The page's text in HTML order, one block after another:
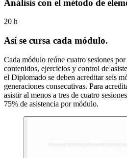
Análisis con el método de
20 h
Así se cursa cada módulo.
Cada módulo reúne cuatro sesiones
contenidos, ejercicios y control de
el Diplomado se deben acreditar seis
generaciones consecutivas. Para
asistir al menos a tres de cuatro
75% de asistencia por módulo.